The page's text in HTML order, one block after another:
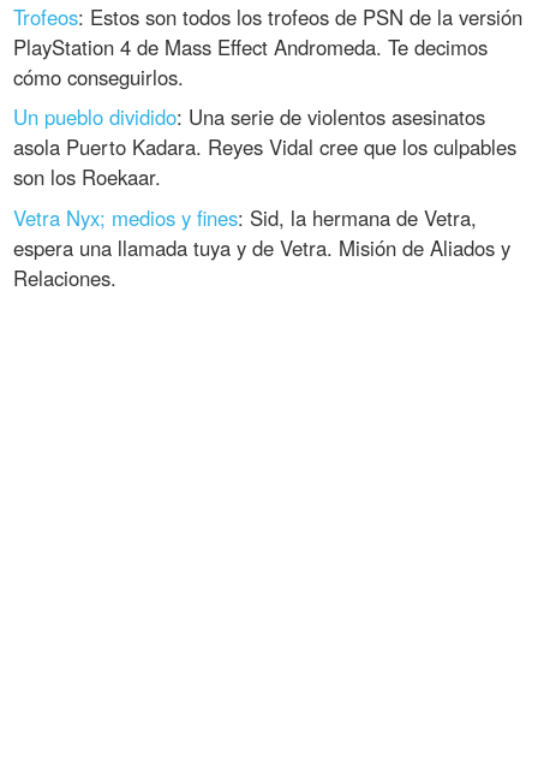
Trofeos: Estos son todos los trofeos de PSN de la versión
PlayStation 4 de Mass Effect Andromeda. Te decimos
cómo conseguirlos.
Un pueblo dividido: Una serie de violentos asesinatos
asola Puerto Kadara. Reyes Vidal cree que los culpables
son los Roekaar.
Vetra Nyx; medios y fines: Sid, la hermana de Vetra,
espera una llamada tuya y de Vetra. Misión de Aliados y
Relaciones.